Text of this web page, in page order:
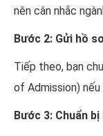
nên cân nhắc
Bước 2: Gửi hồ
Tiếp theo, bạn
of Admission) nếu
Bước 3: Chuẩn